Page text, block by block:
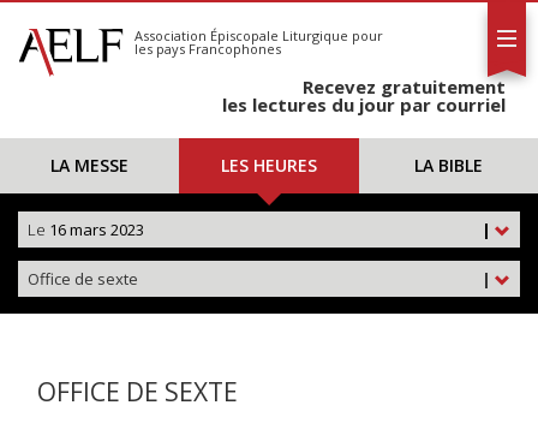
S'abonner
Calendrier
Association Épiscopale Liturgique pour
les pays Francophones
Recevez gratuitement
les lectures du jour par courriel
LA MESSE LES HEURES LA BIBLE
|
Le 16 mars 2023
|
Office de sexte
OFFICE DE SEXTE